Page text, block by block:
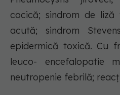
cocică; sindrom de
acută; sindrom
epidermică toxică. Cu
leuco- encefalopatie
neutropenie febrilă;